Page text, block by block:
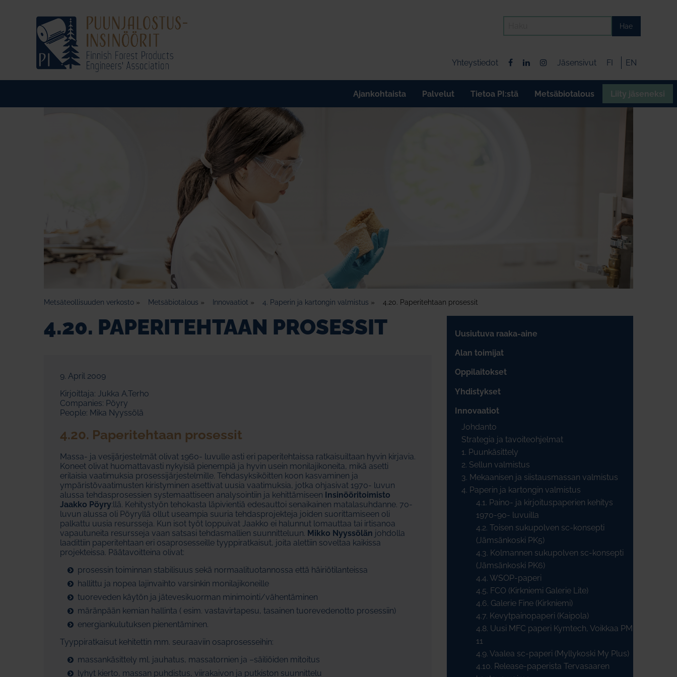
Hae
Yhteystiedot Jäsensivut FI EN
Ajankohtaista Palvelut Tietoa PI:stä Metsäbiotalous Liity jäseneksi
Metsäteollisuuden verkosto » Metsäbiotalous » Innovaatiot » 4. Paperin ja kartongin valmistus » 4.20. Paperitehtaan prosessit
4.20. PAPERITEHTAAN PROSESSIT
9. April 2009
Kirjoittaja: Jukka A.Terho
Companies: Pöyry
People: Mika Nyyssölä
4.20. Paperitehtaan prosessit
Massa- ja vesijärjestelmät olivat 1960- luvulle asti eri paperitehtaissa ratkaisuiltaan hyvin kirjavia.
Koneet olivat huomattavasti nykyisiä pienempiä ja hyvin usein monilajikoneita, mikä asetti
erilaisia vaatimuksia prosessijärjestelmille. Tehdasyksiköitten koon kasvaminen ja
ympäristövaatimusten kiristyminen asettivat uusia vaatimuksia, jotka ohjasivat 1970- luvun
alussa tehdasprosessien systemaattiseen analysointiin ja kehittämiseen Insinööritoimisto
Jaakko Pöyry:llä. Kehitystyön tehokasta läpivientiä edesauttoi senaikainen matalasuhdanne. 70-
luvun alussa oli Pöyryllä ollut useampia suuria tehdasprojekteja joiden suorittamiseen oli
palkattu uusia resursseja. Kun isot työt loppuivat Jaakko ei halunnut lomauttaa tai irtisanoa
vapautuneita resursseja vaan satsasi tehdasmallien suunnitteluun. Mikko Nyyssölän johdolla
laadittiin paperitehtaan eri osaprosesseille tyyppiratkaisut, joita alettiin soveltaa kaikissa
projekteissa. Päätavoitteina olivat:
prosessin toiminnan stabilisuus sekä normaalituotannossa että häiriötilanteissa
hallittu ja nopea lajinvaihto varsinkin monilajikoneille
tuoreveden käytön ja jätevesikuorman minimointi/vähentäminen
märänpään kemian hallinta ( esim. vastavirtapesu, tasainen tuorevedenotto prosessiin)
energiankulutuksen pienentäminen.
Tyyppiratkaisut kehitettin mm. seuraaviin osaprosesseihin:
massankäsittely ml. jauhatus, massatornien ja –säiliöiden mitoitus
lyhyt kierto, massan puhdistus, viirakaivon ja putkiston suunnittelu
Uusiutuva raaka-aine
Alan toimijat
Oppilaitokset
Yhdistykset
Innovaatiot
Johdanto
Strategia ja tavoiteohjelmat
1. Puunkäsittely
2. Sellun valmistus
3. Mekaanisen ja siistausmassan valmistus
4. Paperin ja kartongin valmistus
4.1. Paino- ja kirjoituspaperien kehitys
1970-90- luvuilla
4.2. Toisen sukupolven sc-konsepti
(Jämsänkoski PK5)
4.3. Kolmannen sukupolven sc-konsepti
(Jämsänkoski PK6)
4.4. WSOP-paperi
4.5. FCO (Kirkniemi Galerie Lite)
4.6. Galerie Fine (Kirkniemi)
4.7. Kevytpainopaperi (Kaipola)
4.8. Uusi MFC paperi Kymtech, Voikkaa PM
11
4.9. Vaalea sc-paperi (Myllykoski My Plus)
4.10. Release-paperista Tervasaaren